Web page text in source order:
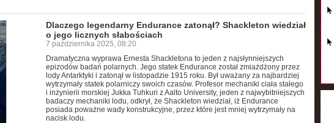
Dlaczego legendarny Endurance zatonął? Shackleton wiedział
o jego licznych słabościach
7 października 2025, 08:20
Dramatyczna wyprawa Ernesta Shackletona to jeden z najsłynniejszych
epizodów badań polarnych. Jego statek Endurance został zmiażdżony przez
lody Antarktyki i zatonął w listopadzie 1915 roku. Był uważany za najbardziej
wytrzymały statek polarniczy swoich czasów. Profesor mechaniki ciała stałego
i inżynierii morskiej Jukka Tuhkuri z Aalto University, jeden z najwybitniejszych
badaczy mechaniki lodu, odkrył, że Shackleton wiedział, iż Endurance
posiada poważne wady konstrukcyjne, przez które jest mniej wytrzymały na
nacisk lodu.